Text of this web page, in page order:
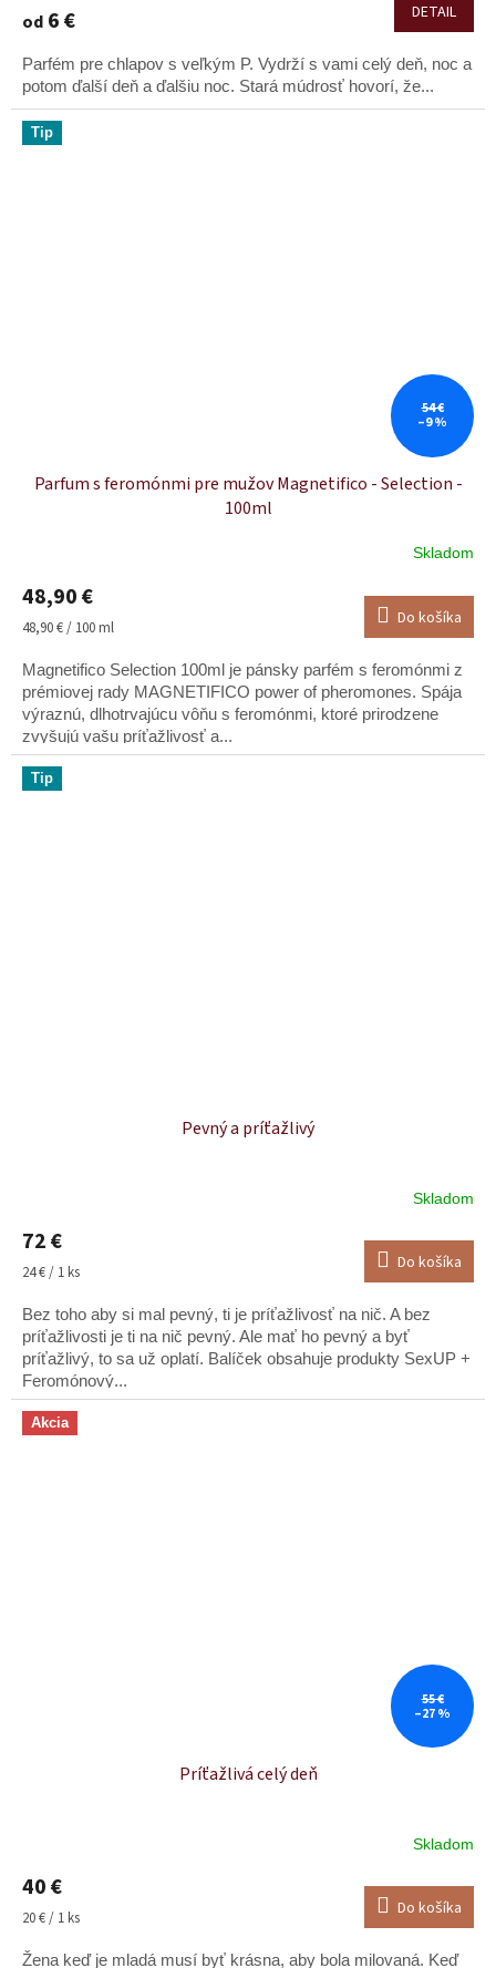
od 6 € DETAIL
Parfém pre chlapov s veľkým P. Vydrží s vami celý deň, noc a
potom ďalší deň a ďalšiu noc. Stará múdrosť hovorí, že...
Tip
54 €
–9 %
Parfum s feromónmi pre mužov Magnetifico - Selection -
100ml
produktu
je
5,0
z
hviezdičiek.
Skladom
48,90 €
Jednotková
48,90 € / 100 ml Do košíka
Magnetifico Selection 100ml je pánsky parfém s feromónmi z
prémiovej rady MAGNETIFICO power of pheromones. Spája
výraznú, dlhotrvajúcu vôňu s feromónmi, ktoré prirodzene
zvyšujú vašu príťažlivosť a...
Tip
Pevný a príťažlivý
produktu
je
z
hviezdičiek.
Skladom
72 €
Jednotková
24 € / 1 ks Do košíka
Bez toho aby si mal pevný, ti je príťažlivosť na nič. A bez
príťažlivosti je ti na nič pevný. Ale mať ho pevný a byť
príťažlivý, to sa už oplatí. Balíček obsahuje produkty SexUP +
Feromónový...
Akcia
55 €
–27 %
Príťažlivá celý deň
produktu
je
z
Skladom
40 €
Jednotková
20 € / 1 ks Do košíka
Žena keď je mladá musí byť krásna, aby bola milovaná. Keď